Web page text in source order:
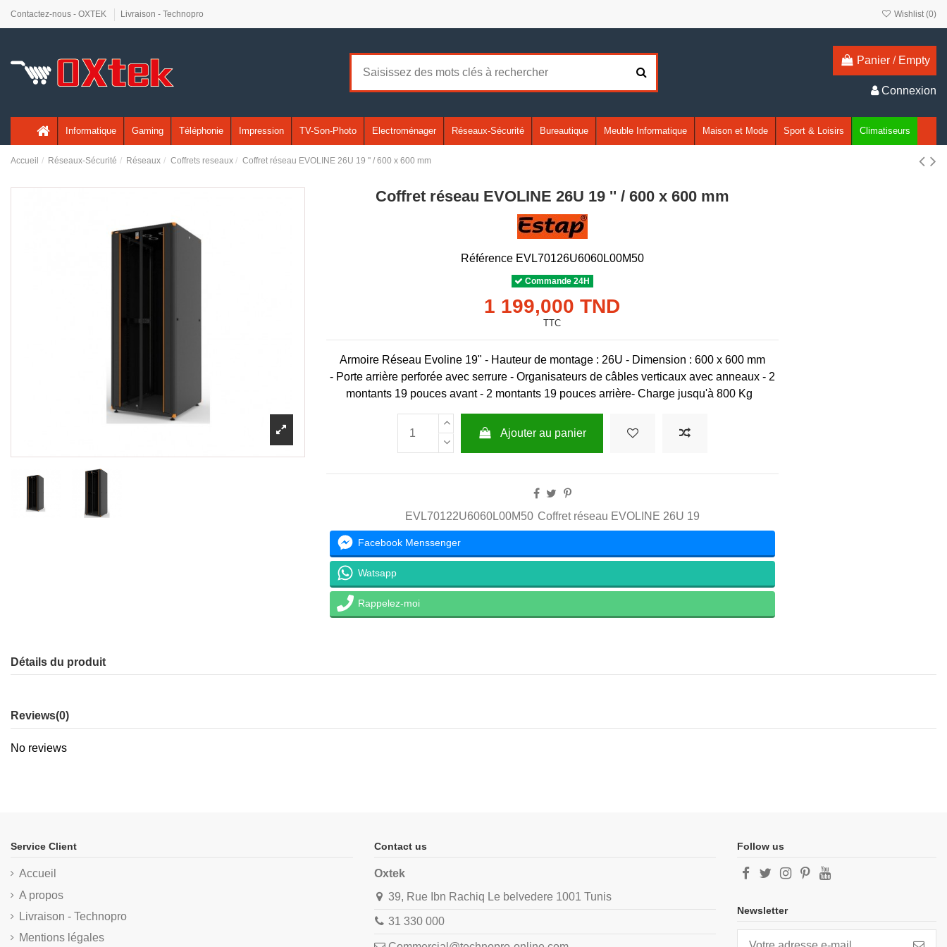
Contactez-nous - OXTEK Livraison - Technopro Wishlist (0)
Panier / Empty
Connexion
Informatique Gaming Téléphonie Impression TV-Son-Photo Electroménager Réseaux-Sécurité Bureautique Meuble Informatique Maison et Mode Sport & Loisirs Climatiseurs
Accueil Réseaux-Sécurité Réseaux Coffrets reseaux Coffret réseau EVOLINE 26U 19 '' / 600 x 600 mm
Coffret réseau EVOLINE 26U 19 '' / 600 x 600 mm
Référence EVL70126U6060L00M50
Commande 24H
1 199,000 TND
TTC
Armoire Réseau Evoline 19" - Hauteur de montage : 26U -Dimension : 600 x 600 mm
- Porte arrière perforée avec serrure - Organisateurs de câbles verticaux avec anneaux- 2
montants 19 pouces avant - 2 montants 19 pouces arrière-Charge jusqu'à 800 Kg
Ajouter au panier
EVL70122U6060L00M50 Coffret réseau EVOLINE 26U 19
Facebook Menssenger
Watsapp
Rappelez-moi
Détails du produit
Reviews(0)
No reviews
Service Client
Accueil
A propos
Livraison - Technopro
Mentions légales
Contact us
Oxtek
39, Rue Ibn Rachiq Le belvedere 1001 Tunis
31 330 000
Follow us
Newsletter